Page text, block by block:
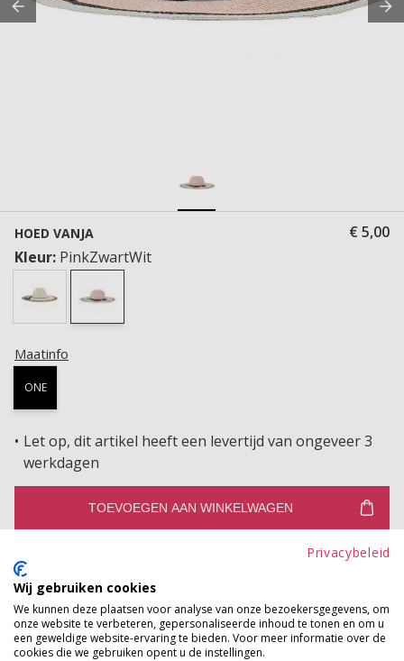
HOED VANJA
€ 5,00
Kleur: PinkZwartWit
Maatinfo
ONE
Let op, dit artikel heeft een levertijd van ongeveer 3
werkdagen
TOEVOEGEN AAN WINKELWAGEN
Gratis ophalen en ruilen in onze winkels
Bekijk voorraad winkel
Privacybeleid
Wij gebruiken cookies
We kunnen deze plaatsen voor analyse van onze bezoekersgegevens, om
onze website te verbeteren, gepersonaliseerde inhoud te tonen en om u
een geweldige website-ervaring te bieden. Voor meer informatie over de
cookies die we gebruiken opent u de instellingen.